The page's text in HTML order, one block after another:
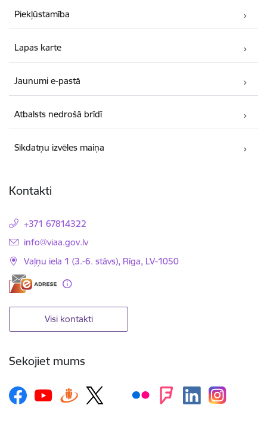
Piekļūstamība
Lapas karte
Jaunumi e-pastā
Atbalsts nedrošā brīdī
Sīkdatņu izvēles maiņa
Kontakti
+371 67814322
E-pasts:
info@viaa.gov.lv
Vaļņu iela 1 (3.-6. stāvs), Rīga, LV-1050
Visi kontakti
Sekojiet mums